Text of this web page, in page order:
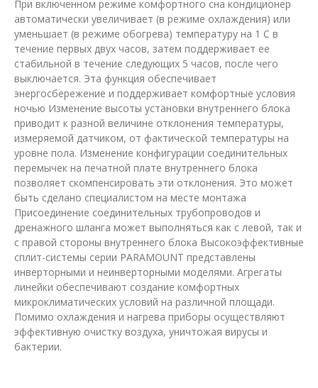
При включенном режиме комфортного сна кондиционер
автоматически увеличивает (в режиме охлаждения) или
уменьшает (в режиме обогрева) температуру на 1 С в
течение первых двух часов, затем поддерживает ее
стабильной в течение следующих 5 часов, после чего
выключается. Эта функция обеспечивает
энергосбережение и поддерживает комфортные условия
ночью Изменение высоты установки внутреннего блока
приводит к разной величине отклонения температуры,
измеряемой датчиком, от фактической температуры на
уровне пола. Изменение конфигурации соединительных
перемычек на печатной плате внутреннего блока
позволяет скомпенсировать эти отклонения. Это может
быть сделано специалистом на месте монтажа
Присоединение соединительных трубопроводов и
дренажного шланга может выполняться как с левой, так и
с правой стороны внутреннего блока Высокоэффективные
сплит-системы серии PARAMOUNT представлены
инверторными и неинверторными моделями. Агрегаты
линейки обеспечивают создание комфортных
микроклиматических условий на различной площади.
Помимо охлаждения и нагрева приборы осуществляют
эффективную очистку воздуха, уничтожая вирусы и
бактерии.